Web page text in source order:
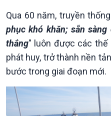
Chính trị
Tin Chính trị
Chính phủ với người dân
Quốc hội với cử tri
Xây dựng đảng
Nhận diện sự thật
Pháp luật và đời sống
Qua 60 năm, truyền
phục khó khăn; sẵn
thắng" luôn được các thế
phát huy, trở thành nền
bước trong giai đoạn mới.